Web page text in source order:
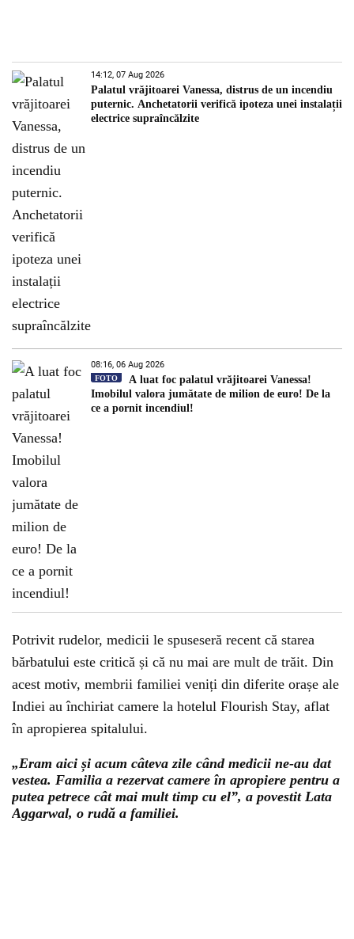
14:12, 07 Aug 2026
Palatul vrăjitoarei Vanessa, distrus de un incendiu
puternic. Anchetatorii verifică ipoteza unei instalații
electrice supraîncălzite
08:16, 06 Aug 2026
FOTO
A luat foc palatul vrăjitoarei Vanessa!
Imobilul valora jumătate de milion de euro! De la
ce a pornit incendiul!
Potrivit rudelor, medicii le spuseseră recent că starea
bărbatului este critică și că nu mai are mult de trăit. Din
acest motiv, membrii familiei veniți din diferite orașe ale
Indiei au închiriat camere la hotelul Flourish Stay, aflat
în apropierea spitalului.
„Eram aici și acum câteva zile când medicii ne-au dat
vestea. Familia a rezervat camere în apropiere pentru a
putea petrece cât mai mult timp cu el”, a povestit Lata
Aggarwal, o rudă a familiei.